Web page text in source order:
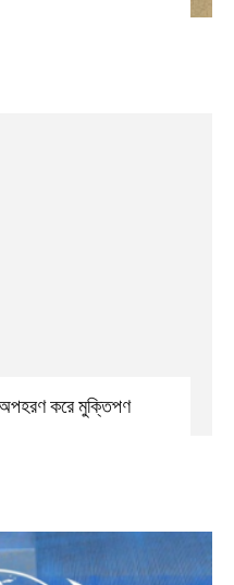
অপহরণ করে মুক্তিপণ